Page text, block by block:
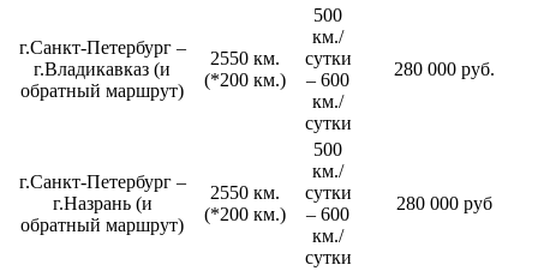
г.Санкт-Петербург –
г.Владикавказ (и
обратный маршрут)
2550 км.
(*200 км.)
500
км./
сутки
– 600
км./
сутки
280 000 руб.
г.Санкт-Петербург –
г.Назрань (и
обратный маршрут)
2550 км.
(*200 км.)
500
км./
сутки
– 600
км./
сутки
280 000 руб